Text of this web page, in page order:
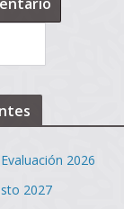
2026
2027